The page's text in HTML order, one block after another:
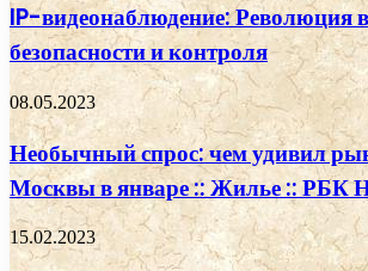
IP-видеонаблюдение: Революция
безопасности и контроля
08.05.2023
Необычный спрос: чем удивил
Москвы в январе :: Жилье :: РБК
15.02.2023